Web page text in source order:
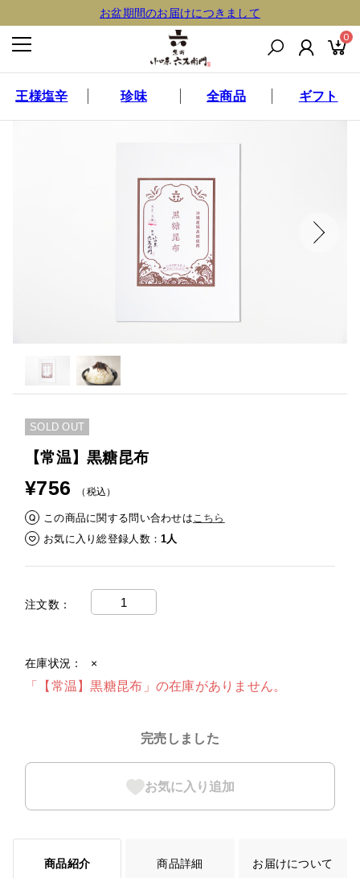
お盆期間のお届けにつきまして
0
王様塩辛 珍味 全商品 ギフト
SOLD OUT
【常温】黒糖昆布
¥756 （税込）
この商品に関する問い合わせはこちら
お気に入り総登録人数
1人
注文数
在庫状況 ×
「【常温】黒糖昆布」の在庫がありません。
完売しました
お気に入り追加
商品紹介 商品詳細 お届けについて